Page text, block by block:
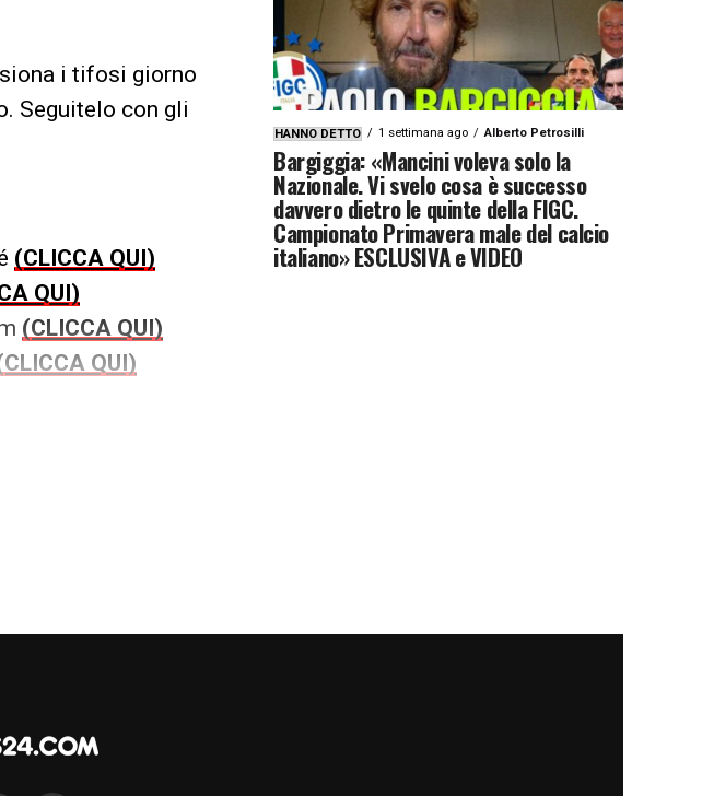
i tifosi giorno
Seguitelo con gli
(CLICCA QUI)
QUI)
(CLICCA QUI)
QUI)
Turchia (CLICCA
HANNO DETTO 1 settimana ago Alberto Petrosilli
Bargiggia: «Mancini voleva solo la
Nazionale. Vi svelo cosa è successo
davvero dietro le quinte della FIGC.
Campionato Primavera male del calcio
italiano» ESCLUSIVA e VIDEO